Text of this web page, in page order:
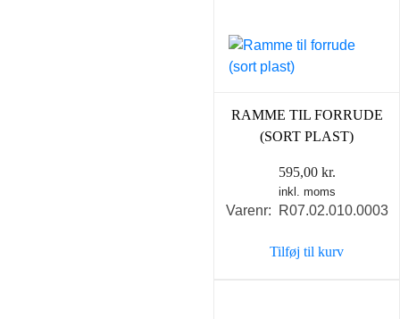
RAMME TIL FORRUDE
(SORT PLAST)
595,00 kr.
inkl. moms
Varenr: R07.02.010.0003
Tilføj til kurv